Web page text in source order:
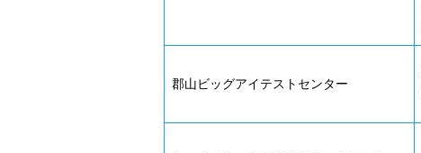
郡山ビッグアイテストセンター